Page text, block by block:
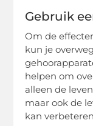
Gebruik
Om de
kun je
helpen om
alleen de
maar ook de
kan